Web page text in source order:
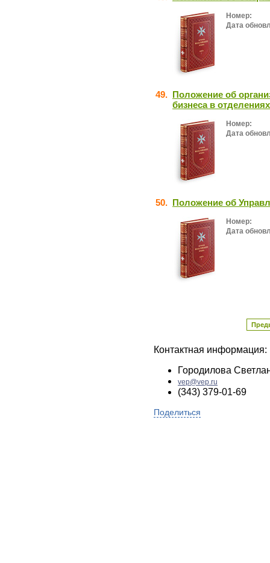
Номер:
Дата
49. Положение об
бизнеса в
Номер:
Дата
50. Положение об
Номер:
Дата
Контактная информация:
Городилова
vep@vep.ru
(343) 379-01-69
Поделиться